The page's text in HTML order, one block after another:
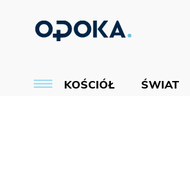
KOŚCIÓŁ ŚWIAT